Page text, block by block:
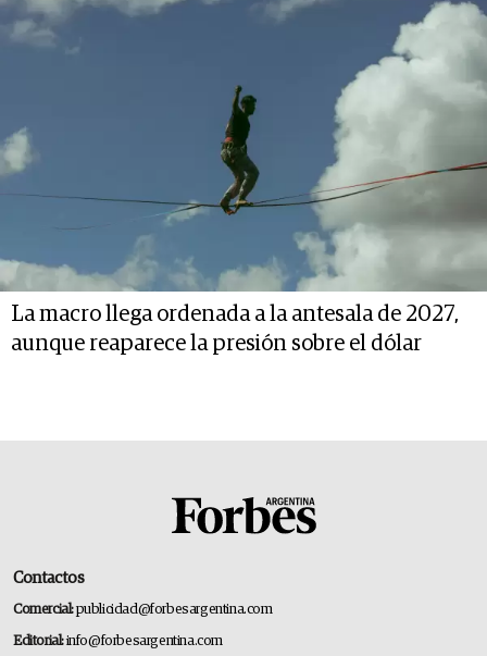
La macro llega ordenada a la antesala de 2027,
aunque reaparece la presión sobre el dólar
Contactos
Comercial:publicidad@forbesargentina.com
Editorial:info@forbesargentina.com